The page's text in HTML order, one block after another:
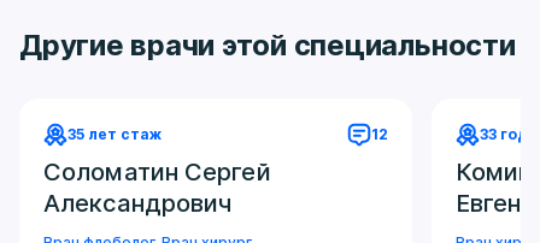
Другие врачи этой специальности
35 лет стаж 12
Соломатин Сергей
Александрович
33